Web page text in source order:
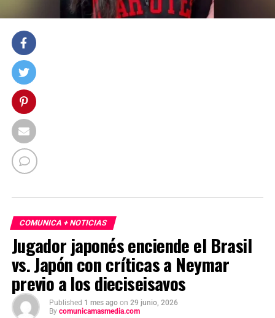
COMUNICA + NOTICIAS
Jugador japonés enciende el Brasil
vs. Japón con críticas a Neymar
previo a los dieciseisavos
Published 1 mes ago on 29 junio, 2026
By comunicamasmedia.com